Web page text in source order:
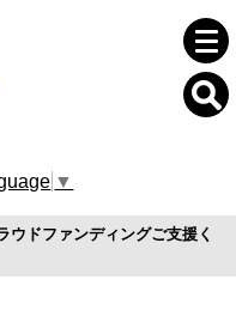
▼
ウドファンディングご支援く